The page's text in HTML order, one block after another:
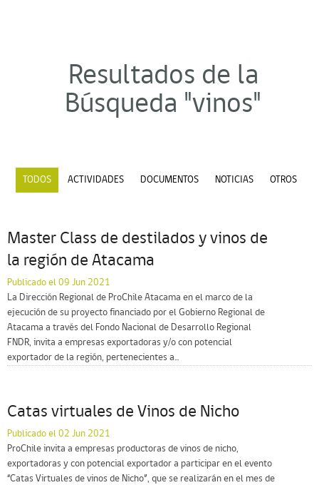
Resultados de la
Búsqueda "vinos"
TODOS ACTIVIDADES DOCUMENTOS NOTICIAS OTROS
Master Class de destilados y vinos de
la región de Atacama
Publicado el 09 Jun 2021
La Dirección Regional de ProChile Atacama en el marco de la
ejecución de su proyecto financiado por el Gobierno Regional de
Atacama a través del Fondo Nacional de Desarrollo Regional
FNDR, invita a empresas exportadoras y/o con potencial
exportador de la región, pertenecientes a...
Catas virtuales de Vinos de Nicho
Publicado el 02 Jun 2021
ProChile invita a empresas productoras de vinos de nicho,
exportadoras y con potencial exportador a participar en el evento
“Catas Virtuales de vinos de Nicho”, que se realizarán en el mes de